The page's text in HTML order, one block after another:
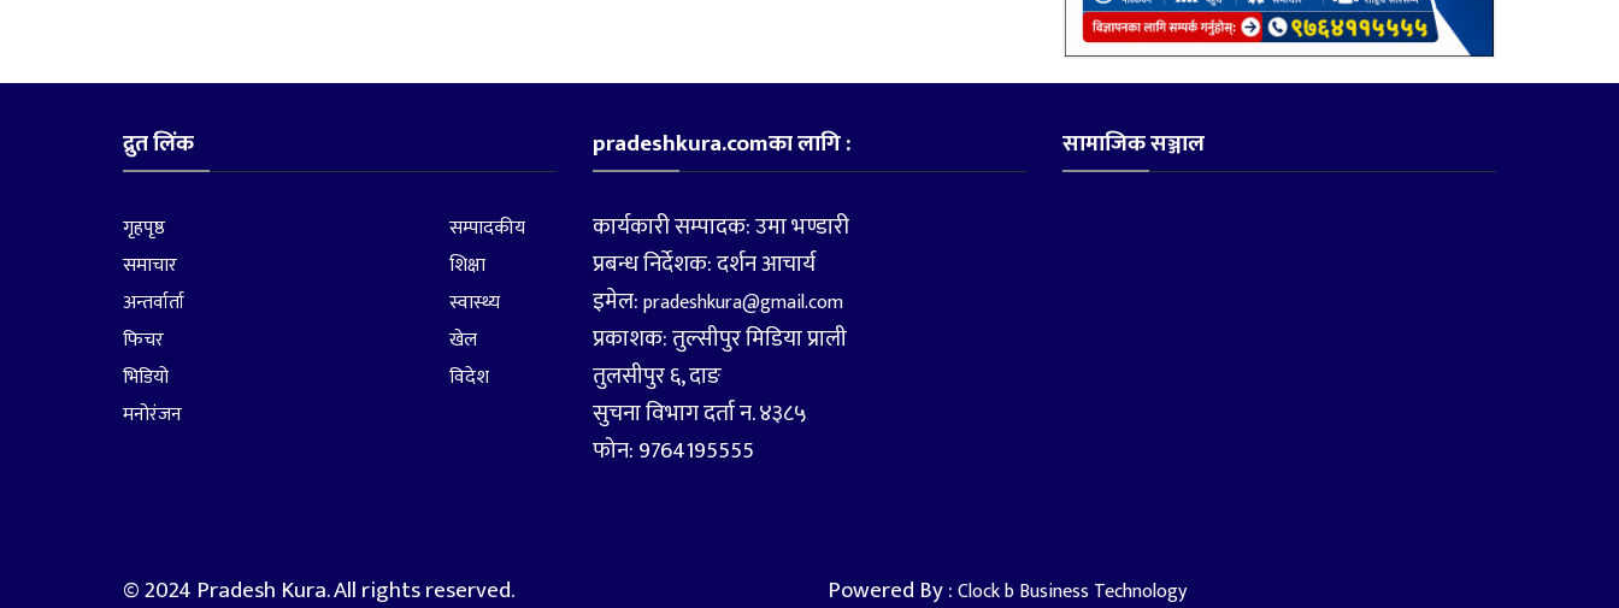
द्रुत लिंक
गृहपृष्ठ
समाचार
अन्तर्वार्ता
फिचर
भिडियो
मनोरंजन
सम्पादकीय
शिक्षा
स्वास्थ्य
खेल
विदेश
pradeshkura.comका लागि :
कार्यकारी सम्पादक: उमा भण्डारी
प्रबन्ध निर्देशक: दर्शन आचार्य
इमेल:pradeshkura@gmail.com
प्रकाशक: तुल्सीपुर मिडिया प्राली
तुलसीपुर ६, दाङ
सुचना विभाग दर्ता न. ४३८५
फोन: 9764195555
सामाजिक सञ्जाल
© 2024 Pradesh Kura. All rights reserved. Powered By :Clock b Business Technology